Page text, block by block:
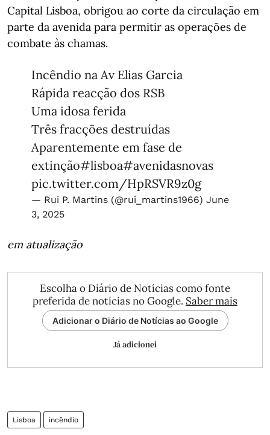
Capital Lisboa, obrigou ao corte da circulação em
parte da avenida para permitir as operações de
combate às chamas.
Incêndio na Av Elias Garcia
Rápida reacção dos RSB
Uma idosa ferida
Três fracções destruídas
Aparentemente em fase de
extinção#lisboa#avenidasnovas
pic.twitter.com/HpRSVR9z0g
— Rui P. Martins (@rui_martins1966) June
3, 2025
em atualização
Escolha o Diário de Notícias como fonte
preferida de notícias no Google. Saber mais
Adicionar o Diário de Notícias ao Google
Já adicionei
Lisboa incêndio